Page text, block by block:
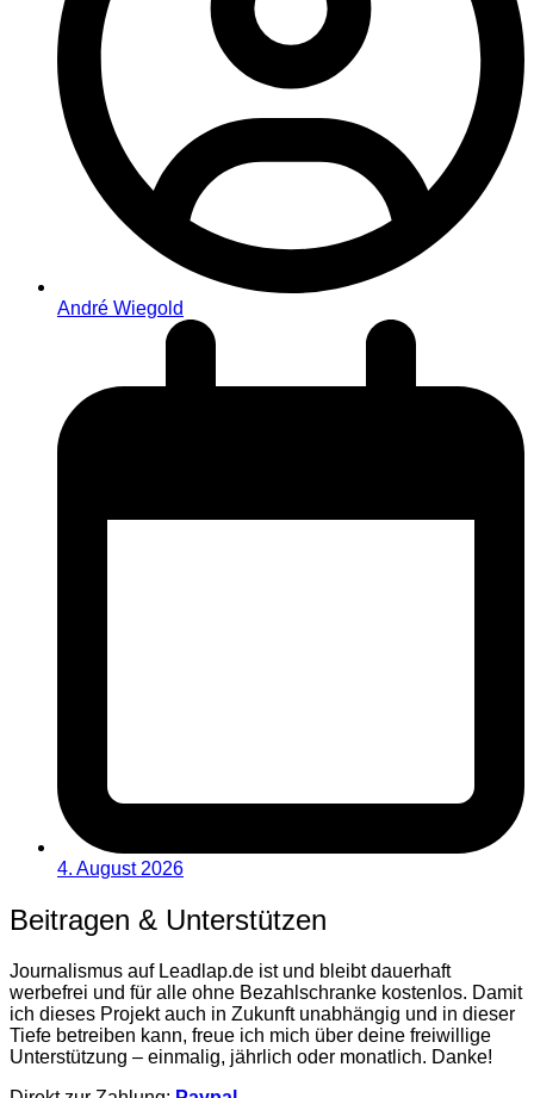
André Wiegold
4. August 2026
Beitragen & Unterstützen
Journalismus auf Leadlap.de ist und bleibt dauerhaft
werbefrei und für alle ohne Bezahlschranke kostenlos. Damit
ich dieses Projekt auch in Zukunft unabhängig und in dieser
Tiefe betreiben kann, freue ich mich über deine freiwillige
Unterstützung – einmalig, jährlich oder monatlich. Danke!